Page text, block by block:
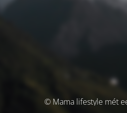
© Mama lifestyle mét